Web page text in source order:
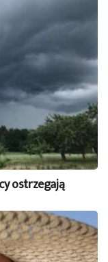
ostrzegają